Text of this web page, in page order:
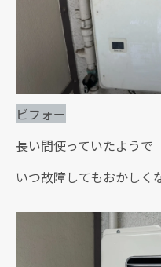
ビフォー
長い間使っていたようで
いつ故障してもおかしく